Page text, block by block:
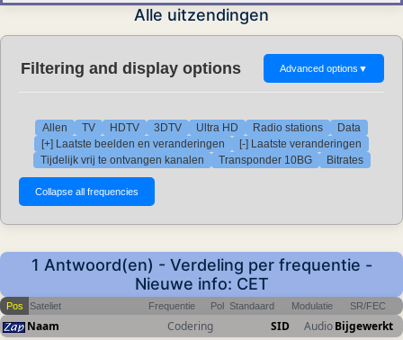
Alle uitzendingen
Filtering and display options Advanced options ▼
Allen TV HDTV 3DTV Ultra HD Radio stations
Data
[+] Laatste beelden en veranderingen
[-] Laatste veranderingen
Tijdelijk vrij te ontvangen kanalen
Transponder 10BG Bitrates
1 Antwoord(en) - Verdeling per frequentie -
Nieuwe info: CET
Pos Sateliet Frequentie Pol Standaard Modulatie SR/FEC
Naam Codering SID AudioBijgewerkt